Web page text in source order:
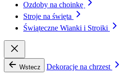
Ozdoby na choinkę
Stroje na święta
Świąteczne Wianki i Stroiki
Wstecz Dekoracje na chrzest